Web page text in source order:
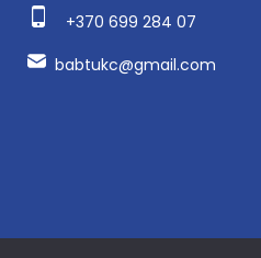
+370 699 284 07
babtukc@gmail.com